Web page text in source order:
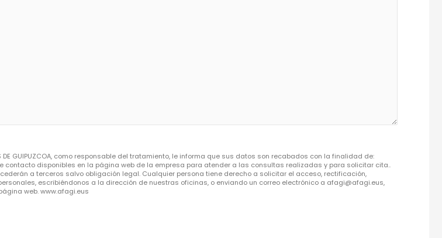
DE GUIPUZCOA, como responsable del tratamiento, le informa que sus datos son recabados con la finalidad de:
disponibles en la página web de la empresa para atender a las consultas realizadas y para solicitar cita..
a terceros salvo obligación legal. Cualquier persona tiene derecho a solicitar el acceso, rectificación,
escribiéndonos a la dirección de nuestras oficinas, o enviando un correo electrónico a afagi@afagi.eus,
web. www.afagi.eus